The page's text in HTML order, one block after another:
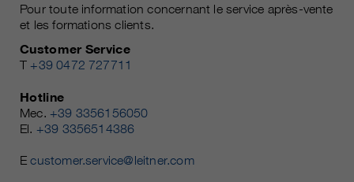
Pour toute information concernant le service après-vente
et les formations clients.
Customer Service
T +39 0472 727711
Hotline
Mec. +39 3356156050
El. +39 3356514386
Ecustomer.service@leitner.com